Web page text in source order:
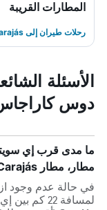
المطارات القريبة
رحلات طيران إلى Carajás
الأسئلة
دوس
ما مدى قرب إي
مطار، مطار Carajás؟
في حالة عدم وجود
لمسافة 22